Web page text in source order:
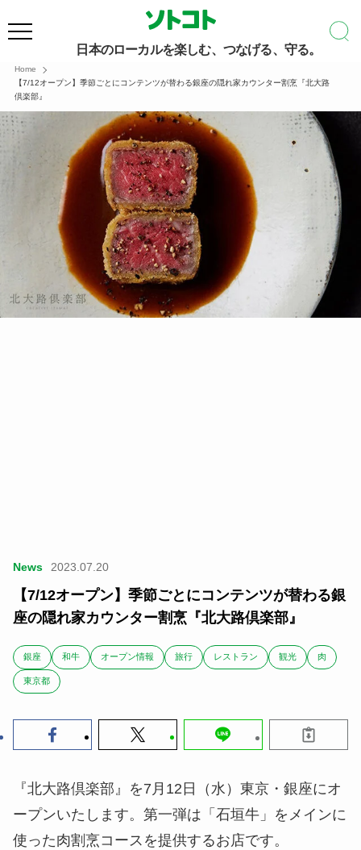
日本のローカルを楽しむ、つなげる、守る。
Home
【7/12オープン】季節ごとにコンテンツが替わる銀座の隠れ家カウンター割烹『北大路
倶楽部』
News 2023.07.20
【7/12オープン】季節ごとにコンテンツが替わる銀
座の隠れ家カウンター割烹『北大路倶楽部』
銀座 和牛 オープン情報 旅行 レストラン 観光 肉
東京都
『北大路倶楽部』を7月12日（水）東京・銀座にオ
ープンいたします。第一弾は「石垣牛」をメインに
使った肉割烹コースを提供するお店です。